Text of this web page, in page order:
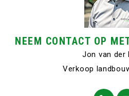
NEEM CONTACT OP
Jon van der
Verkoop